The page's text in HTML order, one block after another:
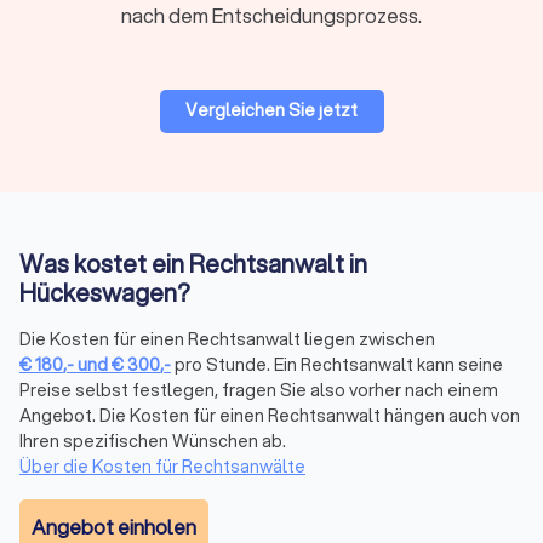
Regionale oder überregionale Suche
Gerichtstermine vor Ort anstehen. Bei hochspezialisierten
Fragen kann auch ein überregionaler Experte sinnvoll sein, da
Bei Trustlocal finden Sie alle relevanten Bewertungen
gebündelt an einem Ort. Wir sammeln
Mandantenbewertungen von verschiedenen Plattformen und
fassen sie in einem übersichtlichen Trustlocal Score
zusammen. So sehen Sie auf einen Blick, wie andere
Mandanten die Kommunikation, Erfolgsquote und Betreuung
bewerten, ohne verschiedene Websites durchsuchen zu
müssen.
Erstberatung nutzen
nach dem Entscheidungsprozess.
Vergleichen Sie jetzt
Was kostet ein Rechtsanwalt in
Hückeswagen?
Die Kosten für einen Rechtsanwalt liegen zwischen
€180,-und€300,-pro Stunde. Ein Rechtsanwalt kann seine
Preise selbst festlegen, fragen Sie also vorher nach einem
Angebot. Die Kosten für einen Rechtsanwalt hängen auch von
Ihren spezifischen Wünschen ab.
Über die Kosten für Rechtsanwälte
Angebot einholen